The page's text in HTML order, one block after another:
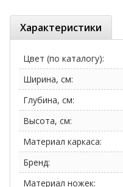
Характеристики
Цвет (по каталогу):
Ширина, см:
Глубина, см:
Высота, см:
Материал каркаса:
Бренд:
Материал ножек: